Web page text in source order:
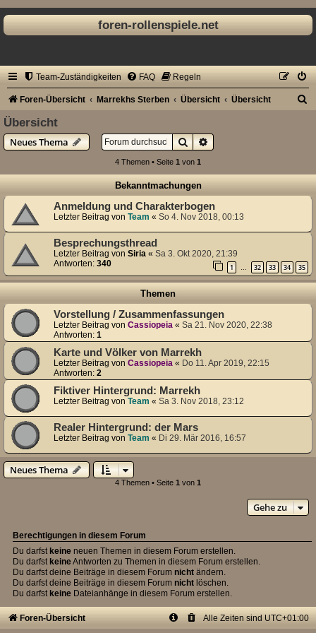
foren-rollenspiele.net
Team-Zuständigkeiten FAQ Regeln
Foren-Übersicht Marrekhs Sterben Übersicht Übersicht
e
Übersicht
Neues Thema
SucheErweiterte Suche
4 Themen • Seite 1 von 1
Bekanntmachungen
Anmeldung und Charakterbogen
Letzter Beitrag von Team « So 4. Nov 2018, 00:13
Besprechungsthread
Letzter Beitrag von Siria « Sa 3. Okt 2020, 21:39
Antworten: 340 1 … 32 33 34 35
Themen
Vorstellung / Zusammenfassungen
Letzter Beitrag von Cassiopeia « Sa 21. Nov 2020, 22:38
Antworten: 1
Karte und Völker von Marrekh
Letzter Beitrag von Cassiopeia « Do 11. Apr 2019, 22:15
Antworten: 2
Fiktiver Hintergrund: Marrekh
Letzter Beitrag von Team « Sa 3. Nov 2018, 23:12
Realer Hintergrund: der Mars
Letzter Beitrag von Team « Di 29. Mär 2016, 16:57
Neues Thema
4 Themen • Seite 1 von 1
Gehe zu
Berechtigungen in diesem Forum
Du darfst keine neuen Themen in diesem Forum erstellen.
Du darfst keineAntworten zu Themen in diesem Forum erstellen.
Du darfst deine Beiträge in diesem Forum nicht ändern.
Du darfst deine Beiträge in diesem Forum nicht löschen.
Du darfst keine Dateianhänge in diesem Forum erstellen.
Foren-Übersicht Alle Zeiten sind UTC+01:00